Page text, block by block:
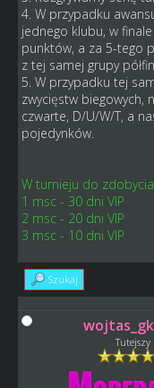
4. W przypadku
jednego klubu, w
punktów, a za 5-tego
z tej samej grupy
5. W przypadku tej
zwycięstw biegowych,
czwarte, D/U/W/T, a
pojedynków.
W turnieju do
1 msc - 30 dni VIP
2 msc - 20 dni VIP
3 msc - 10 dni VIP
Szukaj
Tutejszy